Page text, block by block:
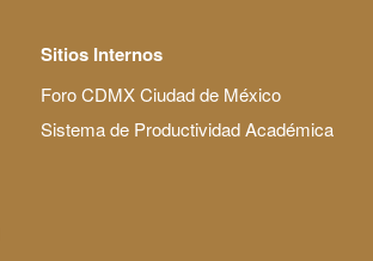
Sitios Internos
Foro CDMX Ciudad de México
Sistema de Productividad Académica